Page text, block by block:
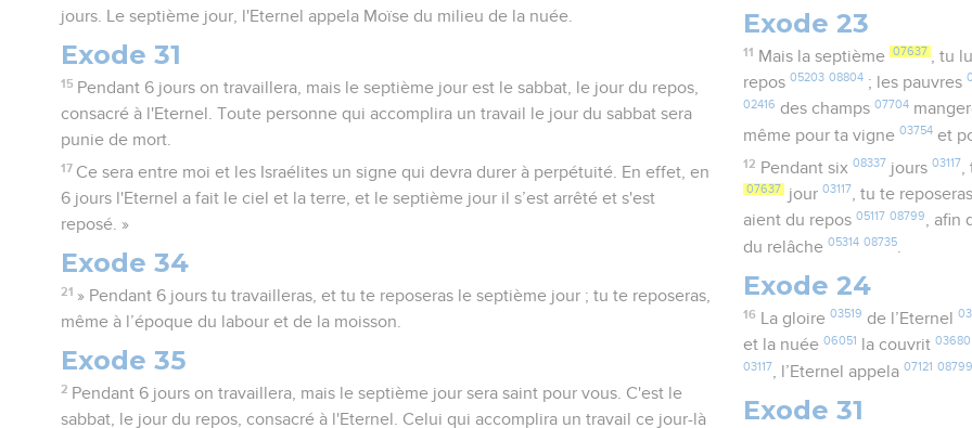
jours. Le septième jour, l'Eternel appela Moïse du milieu de la nuée.
Exode 31
15 Pendant 6 jours on travaillera, mais le septième jour est le sabbat, le jour du repos,
consacré à l'Eternel. Toute personne qui accomplira un travail le jour du sabbat sera
punie de mort.
17 Ce sera entre moi et les Israélites un signe qui devra durer à perpétuité. En effet, en
6 jours l'Eternel a fait le ciel et la terre, et le septième jour il s’est arrêté et s'est
reposé. »
Exode 34
21 » Pendant 6 jours tu travailleras, et tu te reposeras le septième jour ; tu te reposeras,
même à l’époque du labour et de la moisson.
Exode 35
2 Pendant 6 jours on travaillera, mais le septième jour sera saint pour vous. C'est le
sabbat, le jour du repos, consacré à l'Eternel. Celui qui accomplira un travail ce jour-là
Exode 23
11 Mais la septième 07637 , tu
repos05203 08804 ; les pauvres
02416 des champs07704
même pour ta vigne03754 et
12 Pendant six 08337 jours 03117
07637 jour03117, tu te
aient du repos05117 08799, afin
du relâche05314 08735
Exode 24
16 La gloire 03519 de l’Eternel
et la nuée06051 la couvrit03680
03117 , l’Eternel appela07121 08799
Exode 31